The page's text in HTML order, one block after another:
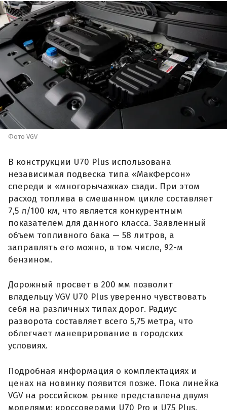
Фото VGV
В конструкции U70 Plus использована
независимая подвеска типа «МакФерсон»
спереди и «многорычажка» сзади. При этом
расход топлива в смешанном цикле составляет
7,5 л/100 км, что является конкурентным
показателем для данного класса. Заявленный
объем топливного бака — 58 литров, а
заправлять его можно, в том числе, 92-м
бензином.
Дорожный просвет в 200 мм позволит
владельцу VGV U70 Plus уверенно чувствовать
себя на различных типах дорог. Радиус
разворота составляет всего 5,75 метра, что
облегчает маневрирование в городских
условиях.
Подробная информация о комплектациях и
ценах на новинку появится позже. Пока линейка
VGV на российском рынке представлена двумя
моделями: кроссоверами U70 Pro и U75 Plus.